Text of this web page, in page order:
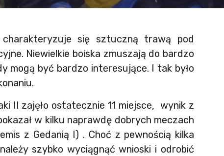
charakteryzuje się sztuczną trawą pod
Niewielkie boiska zmuszają do bardzo
mogą być bardzo interesujące. I tak było
II zajęło ostatecznie 11 miejsce, wynik z
w kilku naprawdę dobrych meczach
z Gedanią I) . Choć z pewnością kilka
szybko wyciągnąć wnioski i odrobić